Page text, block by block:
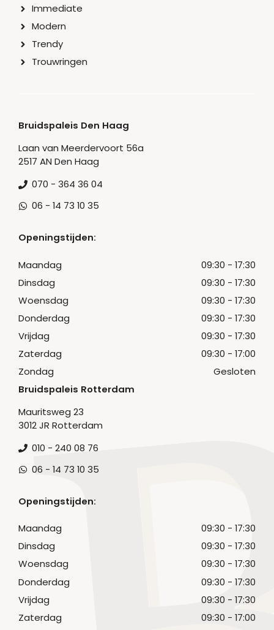
Immediate
Modern
Trendy
Trouwringen
Bruidspaleis Den Haag
Laan van Meerdervoort 56a
2517 AN Den Haag
070 - 364 36 04
06 - 14 73 10 35
Openingstijden:
Maandag
09:30 - 17:30
Dinsdag
09:30 - 17:30
Woensdag
09:30 - 17:30
Donderdag
09:30 - 17:30
Vrijdag
09:30 - 17:30
Zaterdag
09:30 - 17:00
Zondag
Gesloten
Bruidspaleis Rotterdam
Mauritsweg 23
3012 JR Rotterdam
010 - 240 08 76
06 - 14 73 10 35
Openingstijden:
Maandag
09:30 - 17:30
Dinsdag
09:30 - 17:30
Woensdag
09:30 - 17:30
Donderdag
09:30 - 17:30
Vrijdag
09:30 - 17:30
Zaterdag
09:30 - 17:00